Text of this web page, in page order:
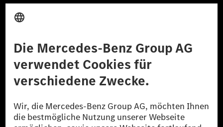
© 2026 Mercedes-Benz Group AG. Alle Rechte vorbehalten.
reduzierte CO₂-Emissionen bei der Mercedes-Benz Group durch
zertifizierte Ausgleichsprojekte kompensiert werden.